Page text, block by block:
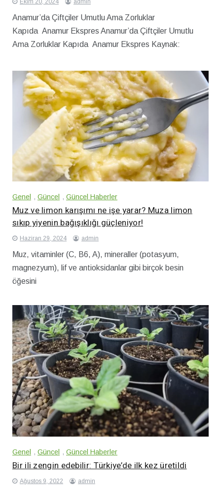
Ekim 20, 2024 admin
Anamur’da Çiftçiler Umutlu Ama Zorluklar
Kapıda Anamur Ekspres Anamur’da Çiftçiler Umutlu
Ama Zorluklar Kapıda Anamur Ekspres Kaynak:
Genel , Güncel , Güncel Haberler
Muz ve limon karışımı ne işe yarar? Muza limon
sıkıp yiyenin bağışıklığı güçleniyor!
Haziran 29, 2024 admin
Muz, vitaminler (C, B6, A), mineraller (potasyum,
magnezyum), lif ve antioksidanlar gibi birçok besin
öğesini
Genel , Güncel , Güncel Haberler
Bir ili zengin edebilir: Türkiye’de ilk kez üretildi
Ağustos 9, 2022 admin